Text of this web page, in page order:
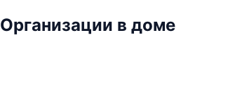
Организации в доме